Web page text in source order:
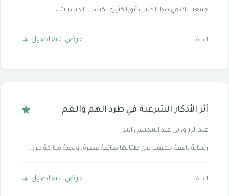
جمعنا لك في هذا الكتيب أبوبا كثيرة لكسب الحسنات ،...
1 ملف عرض التفاصيل
أثر الأذكار الشرعية في طرد الهم والغم
عبد الرزاق بن عبد المحسن البدر
رسالةٌ نافعةٌ جمعت بين طيَّاتها طائفةً عطرةً، ونخبةً مباركةً من...
1 ملف عرض التفاصيل